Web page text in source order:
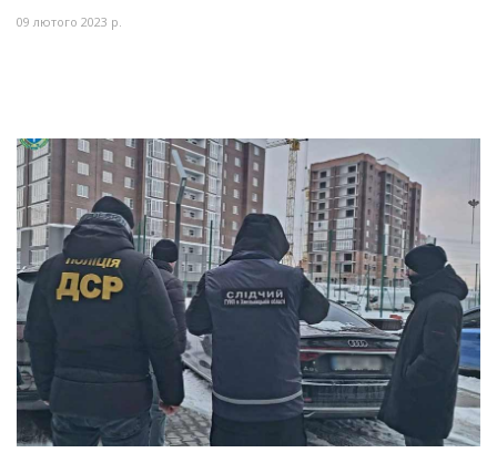
09 лютого 2023 р.